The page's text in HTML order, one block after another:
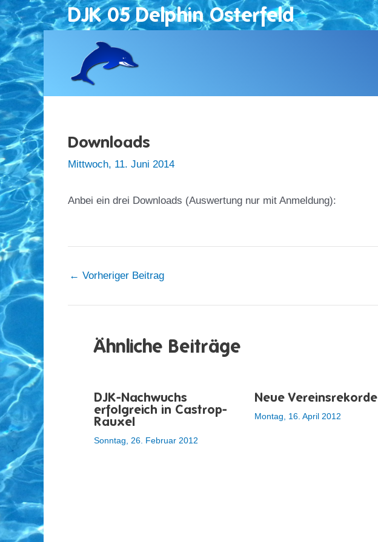
Zum
Inhalt
springen
DJK 05 Delphin Osterfeld
Downloads
Mittwoch, 11. Juni 2014
Anbei ein drei Downloads (Auswertung nur mit Anmeldung):
← Vorheriger Beitrag
Ähnliche Beiträge
DJK-Nachwuchs
erfolgreich in Castrop-
Rauxel
Sonntag, 26. Februar 2012
Neue Vereinsrekorde
Montag, 16. April 2012